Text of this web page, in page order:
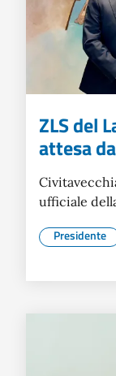
ZLS del
attesa
ufficiale
Presidente